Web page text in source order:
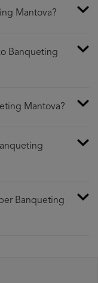
Mantova?
Banqueting
Mantova?
Banqueting